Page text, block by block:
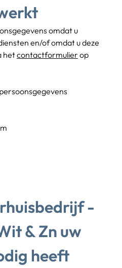
omdat u
en/of omdat u deze
het contactformulier op
-
& Zn uw
heeft